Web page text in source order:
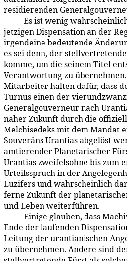
residierenden
Es ist wenig
jetzigen Dispensation an der
irgendeine bedeutende
es sei denn, der
komme, um die seinem Titel
Verantwortung zu
Mitarbeiter halten dafür, dass
Turnus einen der
Generalgouverneur nach
naher Zukunft durch die
Melchisedeks mit dem Mandat
Souveräns Urantias abgelöst
amtierender Planetarischer
Urantias zweifelsohne bis zum
Urteilsspruch in der
Luzifers und wahrscheinlich
ferne Zukunft der
und Leben weiterführen.
Einige glauben, dass
Ende der laufenden
Leitung der urantianischen
zu übernehmen. Andere sind